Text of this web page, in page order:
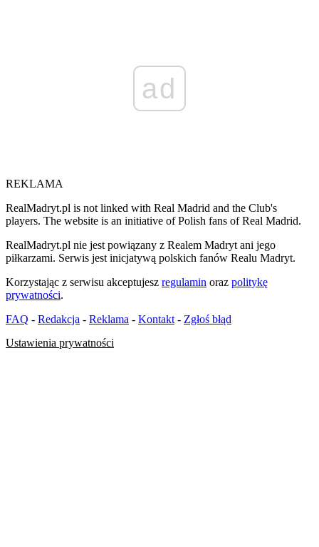
ad
REKLAMA
RealMadryt.pl is not linked with Real Madrid and the Club's
players. The website is an initiative of Polish fans of Real Madrid.
RealMadryt.pl nie jest powiązany z Realem Madryt ani jego
piłkarzami. Serwis jest inicjatywą polskich fanów Realu Madryt.
Korzystając z serwisu akceptujesz regulamin oraz politykę
prywatności.
FAQ - Redakcja - Reklama - Kontakt - Zgłoś błąd
Ustawienia prywatności